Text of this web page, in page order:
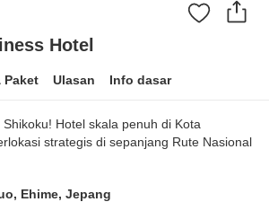
Hotel
Paket Ulasan Info dasar
Hotel skala penuh di Kota
strategis di sepanjang Rute Nasional
Ehime, Jepang